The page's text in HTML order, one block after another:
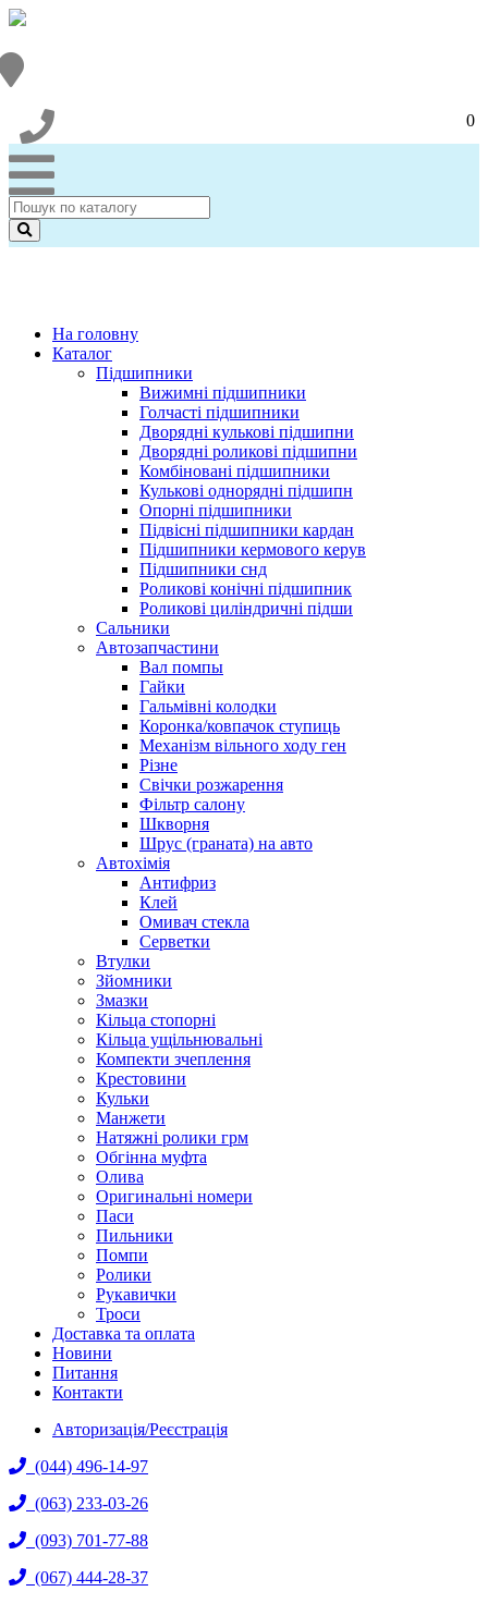
0
На головну
Каталог
Підшипники
Вижимні підшипники
Голчасті підшипники
Дворядні кулькові підшипни
Дворядні роликові підшипни
Комбіновані підшипники
Кулькові однорядні підшипн
Опорні підшипники
Підвісні підшипники кардан
Підшипники кермового керув
Підшипники снд
Роликові конічні підшипник
Роликові циліндричні підши
Сальники
Автозапчастини
Вал помпы
Гайки
Гальмівні колодки
Коронка/ковпачок ступиць
Механізм вільного ходу ген
Різне
Свічки розжарення
Фільтр салону
Шкворня
Шрус (граната) на авто
Автохімія
Антифриз
Клей
Омивач стекла
Серветки
Втулки
Зйомники
Змазки
Кільца стопорні
Кільца ущільнювальні
Компекти зчеплення
Крестовини
Кульки
Манжети
Натяжні ролики грм
Обгінна муфта
Олива
Оригинальні номери
Паси
Пильники
Помпи
Ролики
Рукавички
Троси
Доставка та оплата
Новини
Питання
Контакти
Авторизація/Реєстрація
(044) 496-14-97
(063) 233-03-26
(093) 701-77-88
(067) 444-28-37